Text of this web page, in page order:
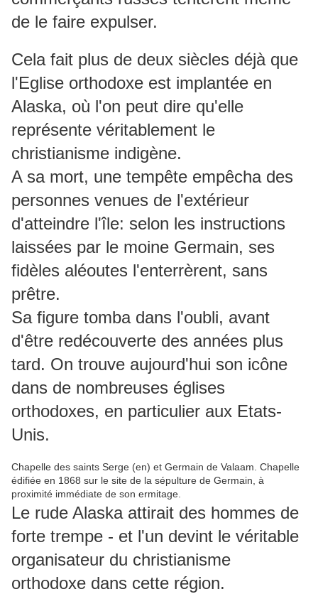
de le faire expulser.
Cela fait plus de deux siècles déjà que
l'Eglise orthodoxe est implantée en
Alaska, où l'on peut dire qu'elle
représente véritablement le
christianisme indigène.
A sa mort, une tempête empêcha des
personnes venues de l'extérieur
d'atteindre l'île: selon les instructions
laissées par le moine Germain, ses
fidèles aléoutes l'enterrèrent, sans
prêtre.
Sa figure tomba dans l'oubli, avant
d'être redécouverte des années plus
tard. On trouve aujourd'hui son icône
dans de nombreuses églises
orthodoxes, en particulier aux Etats-
Unis.
Chapelle des saints Serge (en) et Germain de Valaam. Chapelle
édifiée en 1868 sur le site de la sépulture de Germain, à
proximité immédiate de son ermitage.
Le rude Alaska attirait des hommes de
forte trempe - et l'un devint le véritable
organisateur du christianisme
orthodoxe dans cette région.